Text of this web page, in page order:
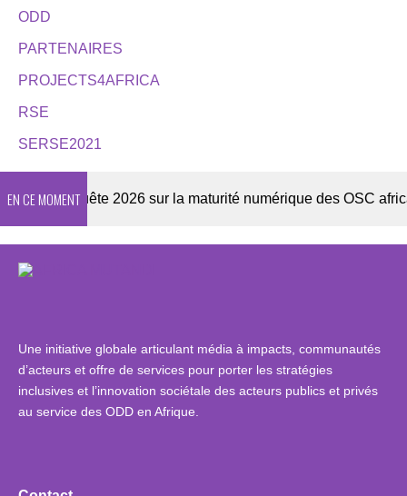
ODD
PARTENAIRES
PROJECTS4AFRICA
RSE
SERSE2021
EN CE MOMENT
Enquête 2026 sur la maturité numérique des OSC
Une initiative globale articulant média à impacts, communautés
d’acteurs et offre de services pour porter les stratégies
inclusives et l’innovation sociétale des acteurs publics et privés
au service des ODD en Afrique.